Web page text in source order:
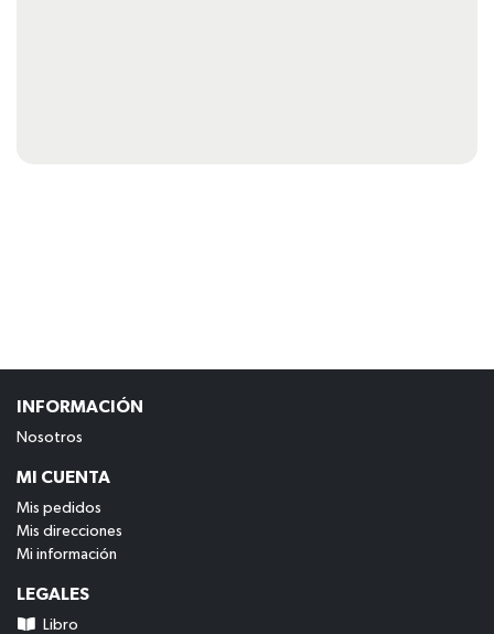
INFORMACIÓN
Nosotros
MI CUENTA
Mis pedidos
Mis direcciones
Mi información
LEGALES
Libro